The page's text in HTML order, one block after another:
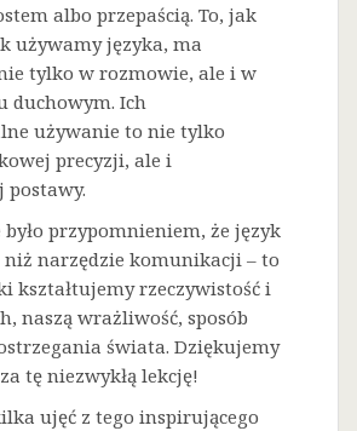
albo przepaścią. To, jak
używamy języka, ma
tylko w rozmowie, ale i w
duchowym. Ich
używanie to nie tylko
precyzji, ale i
postawy.
było przypomnieniem, że język
niż narzędzie komunikacji – to
kształtujemy rzeczywistość i
naszą wrażliwość, sposób
świata. Dziękujemy
tę niezwykłą lekcję!
ujęć z tego inspirującego